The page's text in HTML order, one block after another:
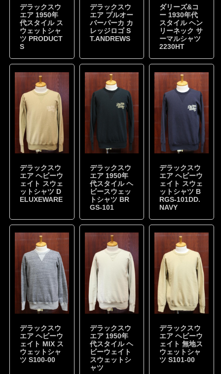
デラックスウ
エア 1950年
代スタイル ス
ウェットシャ
ツ PRODUCT
S
デラックスウ
エア プルオー
バーパーカ カ
レッジロゴ S
T.ANDREWS
ダリーズ&コ
ー 1930年代
スタイル ヘン
リーネック サ
ーマルシャツ
2230HT
デラックスウ
エア ヘビーウ
ェイト スウェ
ットシャツ D
ELUXEWARE
デラックスウ
エア 1950年
代スタイル ヘ
ビースウェッ
トシャツ BR
GS-101
デラックスウ
エア ヘビーウ
ェイト スウェ
ットシャツ B
RGS-101DD.
NAVY
デラックスウ
エア ヘビーウ
ェイト MIX ス
ウェットシャ
ツ S100-00
デラックスウ
エア 1950年
代スタイル ヘ
ビーウェイト
スウェットシ
ャツ
デラックスウ
エア ヘビーウ
ェイト 無地ス
ウェットシャ
ツ S101-00